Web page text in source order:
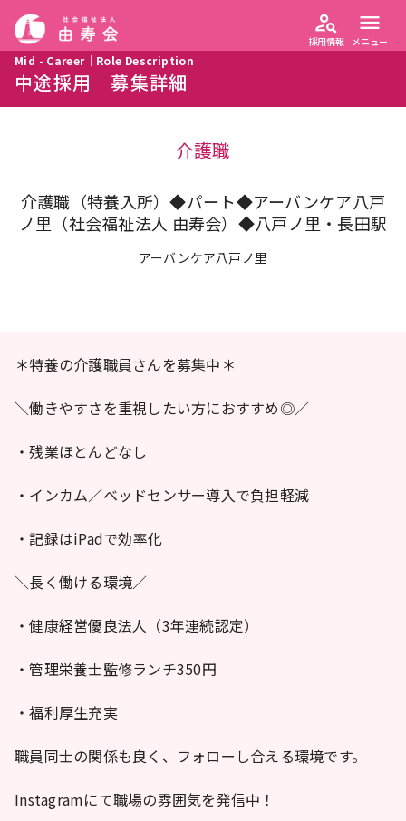
person_search
採用情報
menu
メニュー
Mid - Career｜Role Description
中途採用｜募集詳細
介護職
介護職（特養入所）◆パート◆アーバンケア八戸
ノ里（社会福祉法人 由寿会）◆八戸ノ里・長田駅
アーバンケア八戸ノ里
＊特養の介護職員さんを募集中＊
＼働きやすさを重視したい方におすすめ◎／
・残業ほとんどなし
・インカム／ベッドセンサー導入で負担軽減
・記録はiPadで効率化
＼長く働ける環境／
・健康経営優良法人（3年連続認定）
・管理栄養士監修ランチ350円
・福利厚生充実
職員同士の関係も良く、フォローし合える環境です。
Instagramにて職場の雰囲気を発信中！